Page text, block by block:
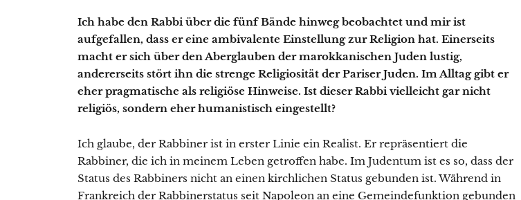
Ich habe den Rabbi über die fünf Bände hinweg beobachtet und mir ist
aufgefallen, dass er eine ambivalente Einstellung zur Religion hat. Einerseits
macht er sich über den Aberglauben der marokkanischen Juden lustig,
andererseits stört ihn die strenge Religiosität der Pariser Juden. Im Alltag gibt er
eher pragmatische als religiöse Hinweise. Ist dieser Rabbi vielleicht gar nicht
religiös, sondern eher humanistisch eingestellt?
Ich glaube, der Rabbiner ist in erster Linie ein Realist. Er repräsentiert die
Rabbiner, die ich in meinem Leben getroffen habe. Im Judentum ist es so, dass der
Status des Rabbiners nicht an einen kirchlichen Status gebunden ist. Während in
Frankreich der Rabbinerstatus seit Napoleon an eine Gemeindefunktion gebunden